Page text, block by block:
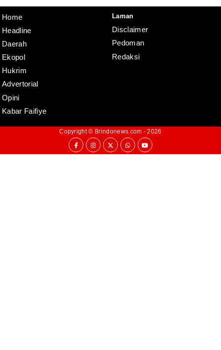
Home
Headline
Daerah
Ekopol
Hukrim
Advertorial
Opini
Kabar Faifiye
Laman
Disclaimer
Pedoman
Redaksi
Copyright © Brindonews.com - 2026